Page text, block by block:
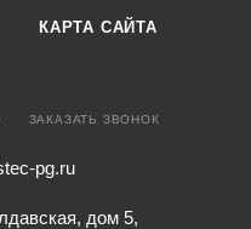
КАРТА САЙТА
ЗАКАЗАТЬ ЗВОНОК
pg.ru
дом 5,